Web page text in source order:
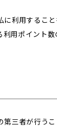
利用するこ
用ポイント
三者が行うこ